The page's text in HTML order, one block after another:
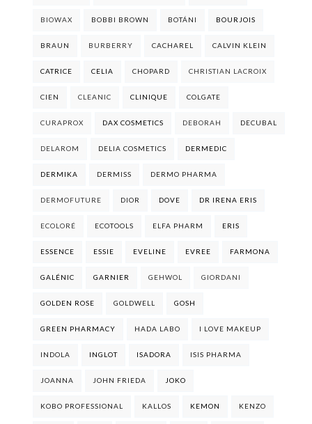
BIOWAX BOBBI BROWN BOTÁNI BOURJOIS
BRAUN BURBERRY CACHAREL CALVIN KLEIN
CATRICE CELIA CHOPARD CHRISTIAN LACROIX
CIEN CLEANIC CLINIQUE COLGATE
CURAPROX DAX COSMETICS DEBORAH DECUBAL
DELAROM DELIA COSMETICS DERMEDIC
DERMIKA DERMISS DERMO PHARMA
DERMOFUTURE DIOR DOVE DR IRENA ERIS
ECOLORÉ ECOTOOLS ELFA PHARM ERIS
ESSENCE ESSIE EVELINE EVREE FARMONA
GALÉNIC GARNIER GEHWOL GIORDANI
GOLDEN ROSE GOLDWELL GOSH
GREEN PHARMACY HADA LABO I LOVE MAKEUP
INDOLA INGLOT ISADORA ISIS PHARMA
JOANNA JOHN FRIEDA JOKO
KOBO PROFESSIONAL KALLOS KEMON KENZO